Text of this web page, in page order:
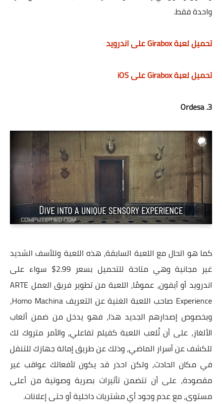
واحدة فقط.
تحميل لعبة Girabox على اندرويد
تحميل لعبة Girabox على iOS
3. Ordesa
كما هو الحال مع اللعبة السابقة، هذه اللعبة وللأسف الشديد
غير مجانية وهي متاحة للتحميل بسعر 2.99$ سواء على
اندرويد أو آيفون، عمومًا، اللعبة من تطوير فريق العمل ARTE
Experience صاحب اللعبة الغنية عن التعريف Homo Machina،
وبخصوص إصدارهم الجديد هذا، فهو يدخل من ضمن ألعاب
الألغاز، على أن تُلعب اللعبة كفيلم تفاعلي، والأمر متروك لك
للكشف عن أسرار الماضي، وذلك عن طريق إمالة جهازك للتنقل
في مكان الحادث، ولكن احذر قد يكون لأفعالك عواقب غير
مقصودة، على أن تتضمن تأثيرات بصرية وصوتية من أعلى
مستوى، مع عدم وجود أي مشتريات داخلية أو حتى إعلانات.